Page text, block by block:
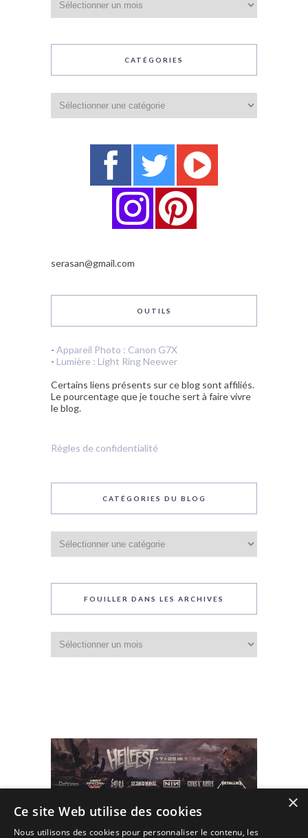
CATÉGORIES
serasan@gmail.com
OUTILS
- Appareil Photo : Canon G7X
- Lumière : Light Ring Neewer
Certains liens présents sur ce blog sont affiliés.
Le pourcentage que je touche sert à faire vivre
le blog.
Règles de confidentialité
CATÉGORIES DU BLOG
du
blog
FOUILLER DANS LES ARCHIVES
dans
les
×
Ce site Web utilise des cookies
Nous utilisons des cookies pour personnaliser le contenu, les